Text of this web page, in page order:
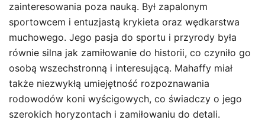
zainteresowania poza nauką. Był zapalonym
sportowcem i entuzjastą krykieta oraz wędkarstwa
muchowego. Jego pasja do sportu i przyrody była
równie silna jak zamiłowanie do historii, co czyniło go
osobą wszechstronną i interesującą. Mahaffy miał
także niezwykłą umiejętność rozpoznawania
rodowodów koni wyścigowych, co świadczy o jego
szerokich horyzontach i zamiłowaniu do detali.